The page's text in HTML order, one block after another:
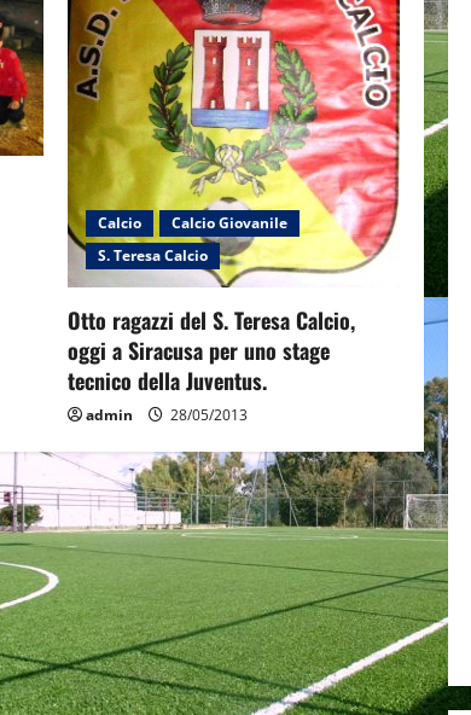
Calcio
Calcio Giovanile
S. Teresa Calcio
Otto ragazzi del S. Teresa Calcio,
oggi a Siracusa per uno stage
tecnico della Juventus.
admin 28/05/2013